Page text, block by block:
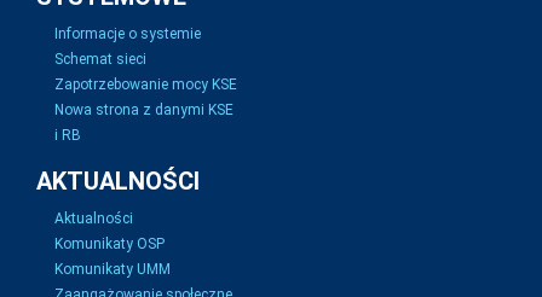
Informacje o systemie
Schemat sieci
Zapotrzebowanie mocy KSE
Nowa strona z danymi KSE
i RB
AKTUALNOŚCI
Aktualności
Komunikaty OSP
Komunikaty UMM